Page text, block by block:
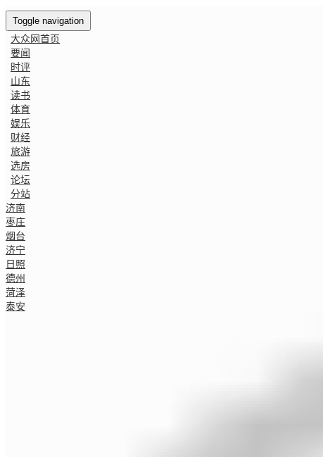
Toggle navigation
大众网首页
要闻
时评
山东
读书
体育
娱乐
财经
旅游
选房
论坛
分站
济南
枣庄
烟台
济宁
日照
德州
菏泽
泰安